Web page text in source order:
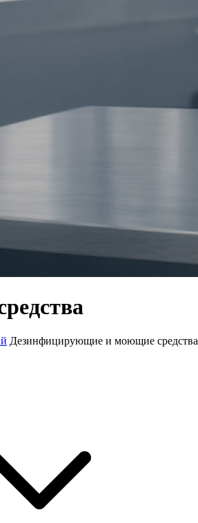
Дезинфицирующие и моющие средства